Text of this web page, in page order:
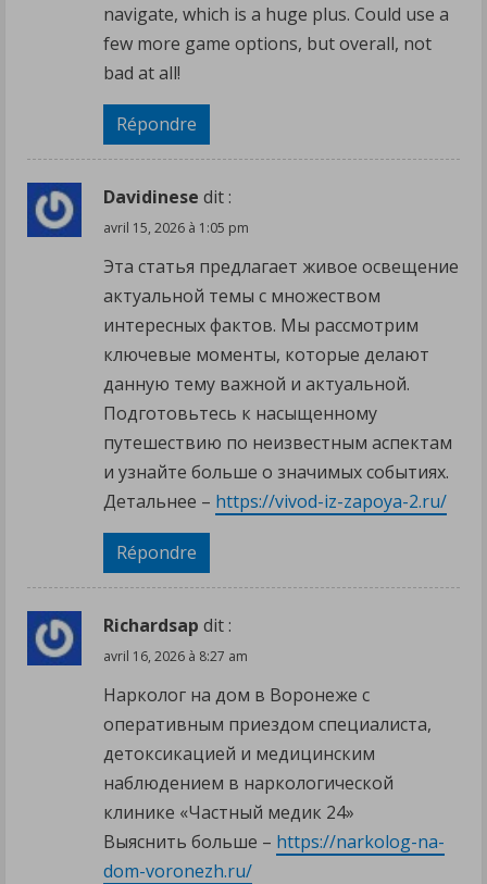
navigate, which is a huge plus. Could use a
few more game options, but overall, not
bad at all!
Répondre
Davidinese dit :
avril 15, 2026 à 1:05 pm
Эта статья предлагает живое освещение
актуальной темы с множеством
интересных фактов. Мы рассмотрим
ключевые моменты, которые делают
данную тему важной и актуальной.
Подготовьтесь к насыщенному
путешествию по неизвестным аспектам
и узнайте больше о значимых событиях.
Детальнее – https://vivod-iz-zapoya-2.ru/
Répondre
Richardsap dit :
avril 16, 2026 à 8:27 am
Нарколог на дом в Воронеже с
оперативным приездом специалиста,
детоксикацией и медицинским
наблюдением в наркологической
клинике «Частный медик 24»
Выяснить больше – https://narkolog-na-
dom-voronezh.ru/